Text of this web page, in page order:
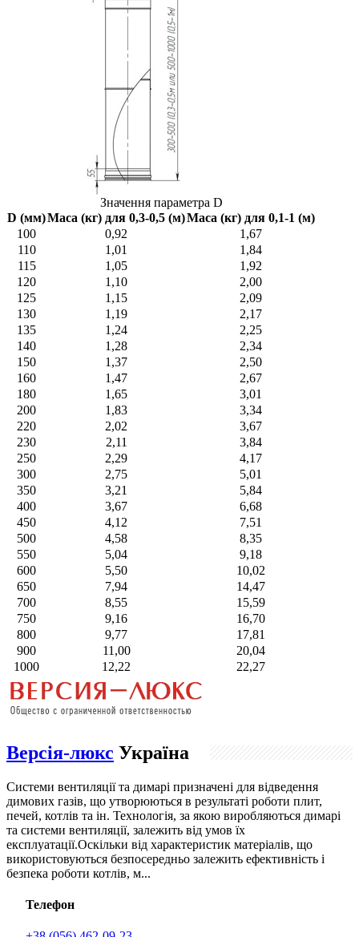
Значення параметра D
D (мм)Маса (кг) для 0,3-0,5 (м)Маса (кг) для 0,1-1 (м)
100
0,92
1,67
110
1,01
1,84
115
1,05
1,92
120
1,10
2,00
125
1,15
2,09
130
1,19
2,17
135
1,24
2,25
140
1,28
2,34
150
1,37
2,50
160
1,47
2,67
180
1,65
3,01
200
1,83
3,34
220
2,02
3,67
230
2,11
3,84
250
2,29
4,17
300
2,75
5,01
350
3,21
5,84
400
3,67
6,68
450
4,12
7,51
500
4,58
8,35
550
5,04
9,18
600
5,50
10,02
650
7,94
14,47
700
8,55
15,59
750
9,16
16,70
800
9,77
17,81
900
11,00
20,04
1000
12,22 22,27
Версія-люкс Україна
Системи вентиляції та димарі призначені для відведення
димових газів, що утворюються в результаті роботи плит,
печей, котлів та ін. Технологія, за якою виробляються димарі
та системи вентиляції, залежить від умов їх
експлуатації.Оскільки від характеристик матеріалів, що
використовуються безпосередньо залежить ефективність і
безпека роботи котлів, м...
Телефон